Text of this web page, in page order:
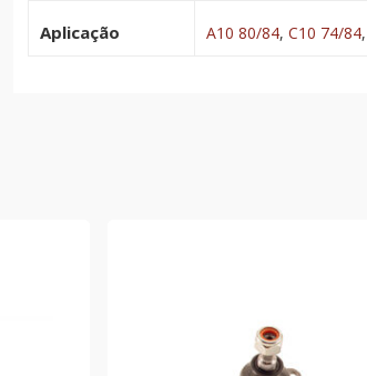
Aplicação A10 80/84, C10 74/84,